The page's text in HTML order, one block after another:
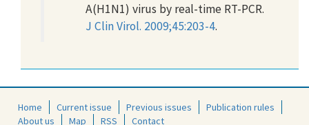
A(H1N1) virus by real-time RT-PCR.
J Clin Virol. 2009;45:203-4.
Home Current issue Previous issues
Publication rules
About us
Map RSS Contact